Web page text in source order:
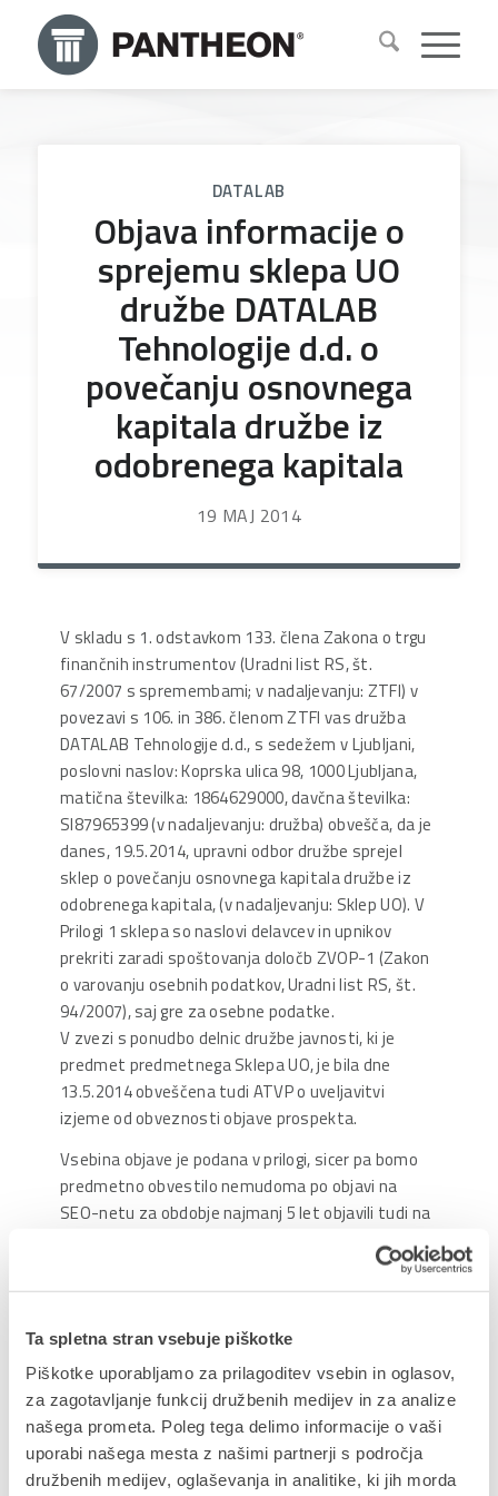
Ta spletna stran vsebuje piškotke
Piškotke uporabljamo za prilagoditev vsebin in oglasov,
za zagotavljanje funkcij družbenih medijev in za analize
našega prometa. Poleg tega delimo informacije o vaši
uporabi našega mesta z našimi partnerji s področja
družbenih medijev, oglaševanja in analitike, ki jih morda
DATALAB
Objava informacije o
sprejemu sklepa UO
družbe DATALAB
Tehnologije d.d. o
povečanju osnovnega
kapitala družbe iz
odobrenega kapitala
19 MAJ 2014
V skladu s 1. odstavkom 133. člena Zakona o trgu
finančnih instrumentov (Uradni list RS, št.
67/2007 s spremembami; v nadaljevanju: ZTFI) v
povezavi s 106. in 386. členom ZTFI vas družba
DATALAB Tehnologije d.d., s sedežem v Ljubljani,
poslovni naslov: Koprska ulica 98, 1000 Ljubljana,
matična številka: 1864629000, davčna številka:
SI87965399 (v nadaljevanju: družba) obvešča, da je
danes, 19.5.2014, upravni odbor družbe sprejel
sklep o povečanju osnovnega kapitala družbe iz
odobrenega kapitala, (v nadaljevanju: Sklep UO). V
Prilogi 1 sklepa so naslovi delavcev in upnikov
prekriti zaradi spoštovanja določb ZVOP-1 (Zakon
o varovanju osebnih podatkov, Uradni list RS, št.
94/2007), saj gre za osebne podatke.
V zvezi s ponudbo delnic družbe javnosti, ki je
predmet predmetnega Sklepa UO, je bila dne
13.5.2014 obveščena tudi ATVP o uveljavitvi
izjeme od obveznosti objave prospekta.
Vsebina objave je podana v prilogi, sicer pa bomo
predmetno obvestilo nemudoma po objavi na
SEO-netu za obdobje najmanj 5 let objavili tudi na
Delite prispevek